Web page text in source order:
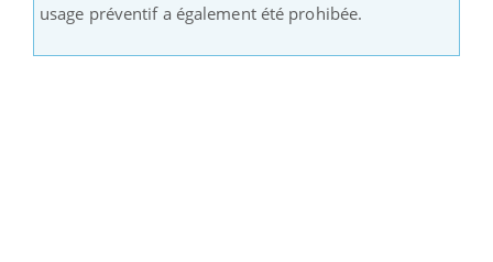
usage préventif a également été prohibée.